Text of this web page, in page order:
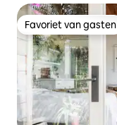
Favoriet van gasten
Favoriet van gasten